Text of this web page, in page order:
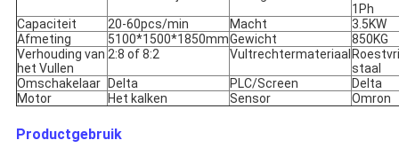
1Ph
Capaciteit
20-60pcs/min Macht
3.5KW
Afmeting
5100*1500*1850mmGewicht
850KG
Verhouding van
het Vullen
2:8 of 8:2 Vultrechtermateriaal
staal
Omschakelaar
Delta PLC/Screen
Delta
Motor
Het kalken Sensor Omron
Productgebruik